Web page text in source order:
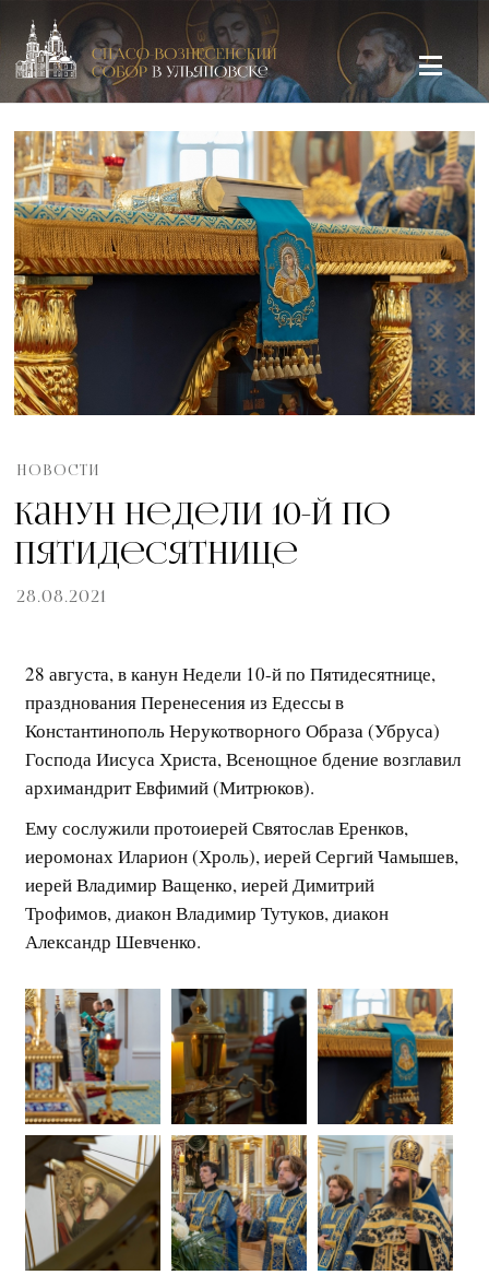
Спасо-Вознесенский кафедральный собор в Ульяновске
НОВОСТИ
Канун Недели 10-й по
Пятидесятнице
28.08.2021
28 августа, в канун Недели 10-й по Пятидесятнице,
празднования Перенесения из Едессы в
Константинополь Нерукотворного Образа (Убруса)
Господа Иисуса Христа, Всенощное бдение возглавил
архимандрит Евфимий (Митрюков).
Ему сослужили протоиерей Святослав Еренков,
иеромонах Иларион (Хроль), иерей Сергий Чамышев,
иерей Владимир Ващенко, иерей Димитрий
Трофимов, диакон Владимир Тутуков, диакон
Александр Шевченко.